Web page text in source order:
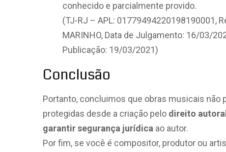
conhecido e parcialmente provido.
(TJ-RJ – APL: 01779494220198190001,
MARINHO, Data de Julgamento: 16/03/
Publicação: 19/03/2021)
Conclusão
Portanto, concluimos que obras musicais não
protegidas desde a criação pelo direito autoral
garantir segurança jurídica ao autor.
Por fim, se você é compositor, produtor ou